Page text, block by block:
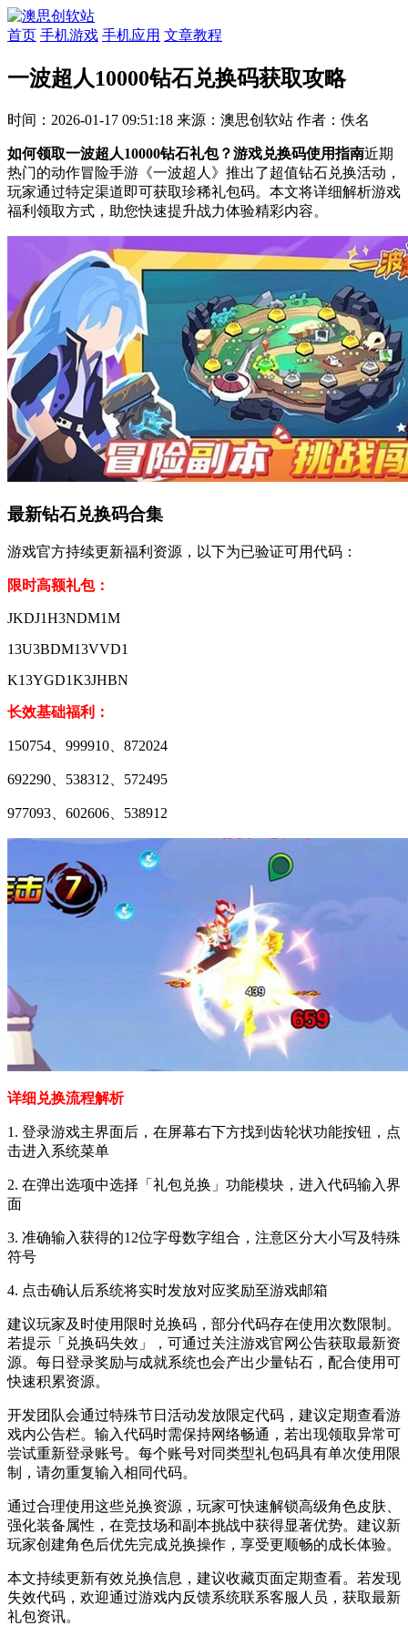
首页 手机游戏 手机应用 文章教程
一波超人10000钻石兑换码获取攻略
时间：2026-01-17 09:51:18 来源：澳思创软站 作者：佚名
如何领取一波超人10000钻石礼包？游戏兑换码使用指南近期
热门的动作冒险手游《一波超人》推出了超值钻石兑换活动，
玩家通过特定渠道即可获取珍稀礼包码。本文将详细解析游戏
福利领取方式，助您快速提升战力体验精彩内容。
最新钻石兑换码合集
游戏官方持续更新福利资源，以下为已验证可用代码：
限时高额礼包：
JKDJ1H3NDM1M
13U3BDM13VVD1
K13YGD1K3JHBN
长效基础福利：
150754、999910、872024
692290、538312、572495
977093、602606、538912
详细兑换流程解析
1. 登录游戏主界面后，在屏幕右下方找到齿轮状功能按钮，点
击进入系统菜单
2. 在弹出选项中选择「礼包兑换」功能模块，进入代码输入界
面
3. 准确输入获得的12位字母数字组合，注意区分大小写及特殊
符号
4. 点击确认后系统将实时发放对应奖励至游戏邮箱
建议玩家及时使用限时兑换码，部分代码存在使用次数限制。
若提示「兑换码失效」，可通过关注游戏官网公告获取最新资
源。每日登录奖励与成就系统也会产出少量钻石，配合使用可
快速积累资源。
开发团队会通过特殊节日活动发放限定代码，建议定期查看游
戏内公告栏。输入代码时需保持网络畅通，若出现领取异常可
尝试重新登录账号。每个账号对同类型礼包码具有单次使用限
制，请勿重复输入相同代码。
通过合理使用这些兑换资源，玩家可快速解锁高级角色皮肤、
强化装备属性，在竞技场和副本挑战中获得显著优势。建议新
玩家创建角色后优先完成兑换操作，享受更顺畅的成长体验。
本文持续更新有效兑换信息，建议收藏页面定期查看。若发现
失效代码，欢迎通过游戏内反馈系统联系客服人员，获取最新
礼包资讯。